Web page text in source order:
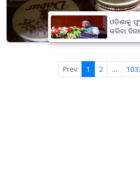
Prev 1 2 …
ଓଡ଼ିଶାକୁ
କରିବା
ହଜାରରୁ